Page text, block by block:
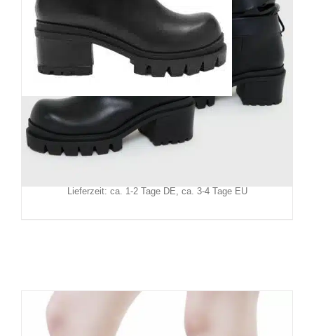
Killstar Stiefel Bleak Night
159,90
Lieferzeit: ca. 1-2 Tage DE, ca. 3-4 Tage EU